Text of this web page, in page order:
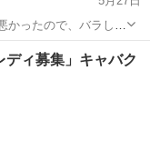
かったので、バラして
動します。 リモコン
デッキ
ディ募集」キャバク